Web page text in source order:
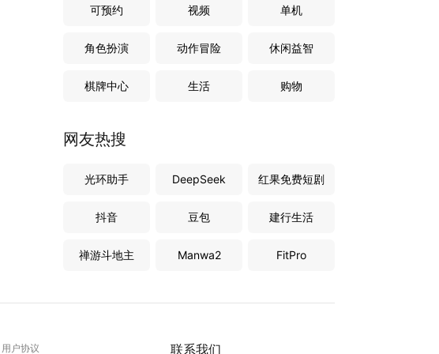
可预约 视频 单机
角色扮演 动作冒险 休闲益智
棋牌中心 生活 购物
网友热搜
光环助手 DeepSeek 红果免费短剧
抖音 豆包 建行生活
禅游斗地主 Manwa2 FitPro
联系我们
用户协议